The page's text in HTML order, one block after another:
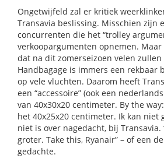
Ongetwijfeld zal er kritiek
Transavia beslissing. Misschien zijn
concurrenten die het “trolley
verkoopargumenten opnemen.
dat na dit zomerseizoen velen zullen
Handbagage is immers een rekbaar
op vele vluchten. Daarom heeft
een “accessoire” (ook een
van 40x30x20 centimeter. By the
het 40x25x20 centimeter. Ik kan niet
niet is over nagedacht, bij Transavia.
groter. Take this, Ryanair” – of een
gedachte.